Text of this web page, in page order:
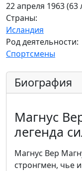
22 апреля 1963 (63
Страны:
Исландия
Род деятельности:
Спортсмены
Биография
Магнус
легенда
Магнус Вер
стронгмен, чье